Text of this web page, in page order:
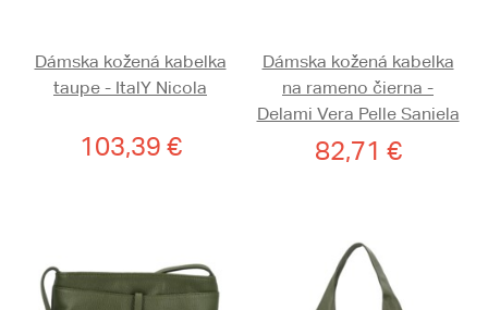
Dámska kožená kabelka
taupe - ItalY Nicola
103,39 €
Dámska kožená kabelka
na rameno čierna -
Delami Vera Pelle Saniela
82,71 €